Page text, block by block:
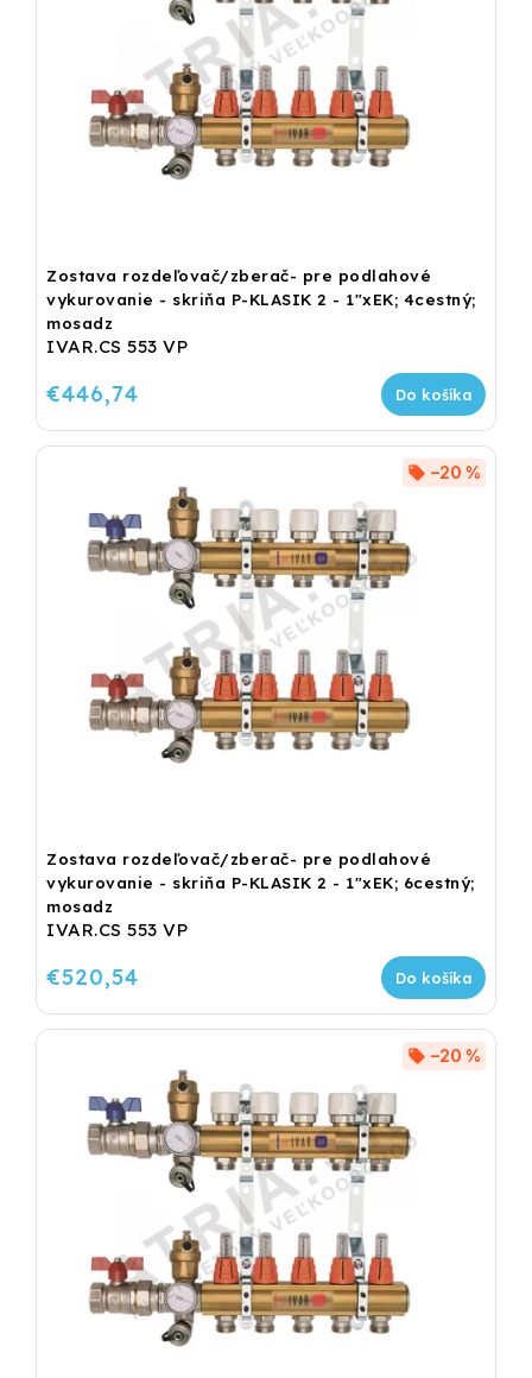
Zostava rozdeľovač/zberač- pre podlahové
vykurovanie - skriňa P-KLASIK 2 - 1"xEK; 4cestný;
mosadz
IVAR.CS 553 VP
€446,74 Do košíka
Zostava rozdeľovač/zberač- pre podlahové
vykurovanie - skriňa P-KLASIK 2 - 1"xEK; 6cestný;
mosadz
IVAR.CS 553 VP
–20 %
€520,54 Do košíka
–20 %